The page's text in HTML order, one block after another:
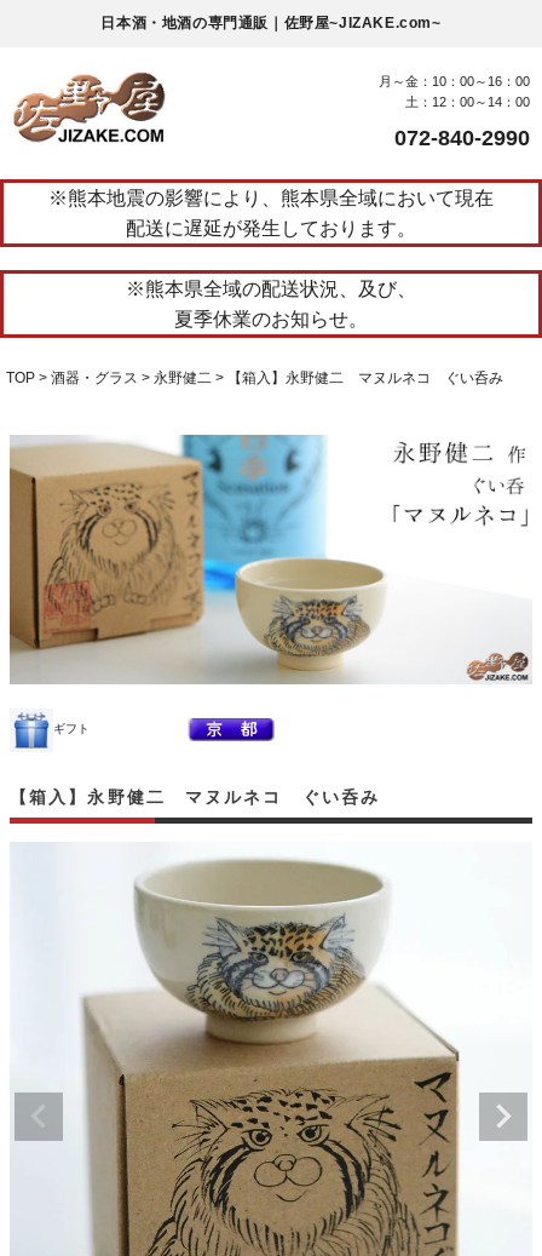
日本酒・地酒の専門通販｜佐野屋~JIZAKE.com~
月～金：10：00～16：00
土：12：00～14：00
072-840-2990
※熊本地震の影響により、熊本県全域において現在
配送に遅延が発生しております。
※熊本県全域の配送状況、及び、
夏季休業のお知らせ。
TOP 酒器・グラス 永野健二 【箱入】永野健二 マヌルネコ ぐい呑み
ギフト
【箱入】永野健二 マヌルネコ ぐい呑み